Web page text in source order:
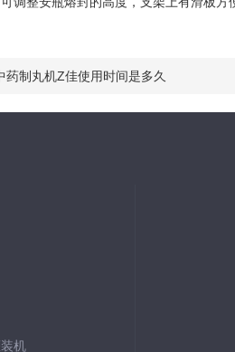
药制丸机Z佳使用时间是多久
机